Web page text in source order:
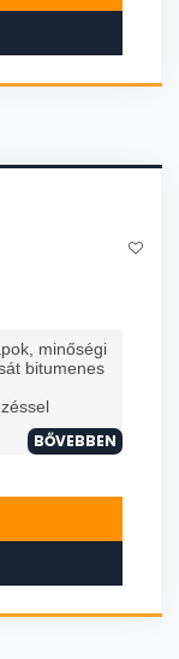
minőségi
bitumenes
BŐVEBBEN